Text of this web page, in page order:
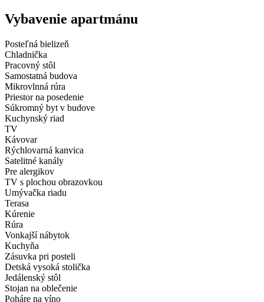
Vybavenie apartmánu
Posteľná bielizeň
Chladnička
Pracovný stôl
Samostatná budova
Mikrovlnná rúra
Priestor na posedenie
Súkromný byt v budove
Kuchynský riad
TV
Kávovar
Rýchlovarná kanvica
Satelitné kanály
Pre alergikov
TV s plochou obrazovkou
Umývačka riadu
Terasa
Kúrenie
Rúra
Vonkajší nábytok
Kuchyňa
Zásuvka pri posteli
Detská vysoká stolička
Jedálenský stôl
Stojan na oblečenie
Poháre na víno